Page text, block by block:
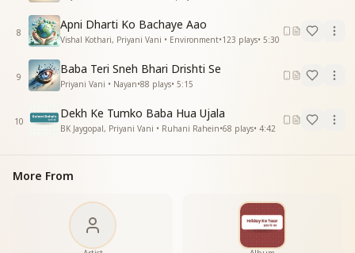
8
Apni Dharti Ko Bachaye Aao
Vishal Kothari, Priyani Vani • Environment•123 plays• 5:30
9
Baba Teri Sneh Bhari Drishti Se
Priyani Vani • Nayan•88 plays• 5:15
10
Dekh Ke Tumko Baba Hua Ujala
BK Jaygopal, Priyani Vani • Ruhani Rahein•68 plays• 4:42
More From